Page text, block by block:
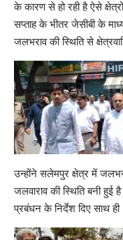
के कारण से हो रही है ऐसे
सप्ताह के भीतर जेसीबी के
जलभराव की स्थिति से
उन्होंने सलेमपुर क्षेत्र में
जलवाराव की स्थिति बनी हुई
प्रबंधन के निर्देश दिए साथ ही